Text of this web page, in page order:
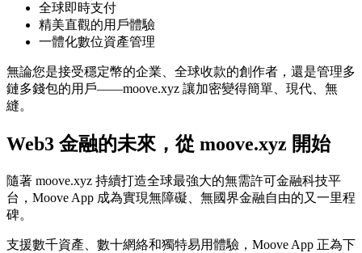
全球即時支付
精美直觀的用戶體驗
一體化數位資產管理
無論您是接受穩定幣的企業、全球收款的創作者，還是管理多
鏈多錢包的用戶——moove.xyz 讓加密變得簡單、現代、無
縫。
Web3 金融的未來，從 moove.xyz 開始
隨著 moove.xyz 持續打造全球最強大的無需許可金融科技平
台，Moove App 成為實現無障礙、無國界金融自由的又一里程
碑。
支援數千資產、數十網絡和獨特易用體驗，Moove App 正為下